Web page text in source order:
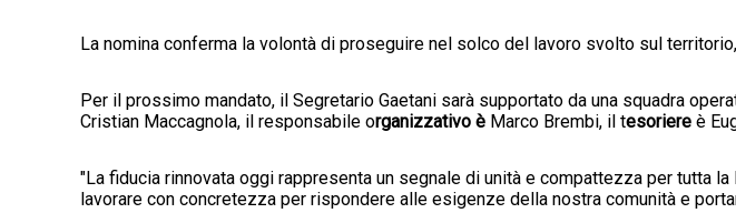
La nomina conferma la volontà di proseguire nel solco del lavoro svolto sul
Per il prossimo mandato, il Segretario Gaetani sarà supportato da una squadra
Cristian Maccagnola, il responsabile organizzativo è Marco Brembi, il tesoriere è
"La fiducia rinnovata oggi rappresenta un segnale di unità e compattezza per tutta
lavorare con concretezza per rispondere alle esigenze della nostra comunità e